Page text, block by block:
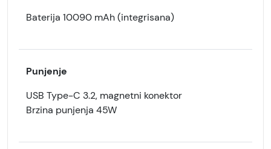
Baterija 10090 mAh (integrisana)
Punjenje
USB Type-C 3.2, magnetni konektor
Brzina punjenja 45W